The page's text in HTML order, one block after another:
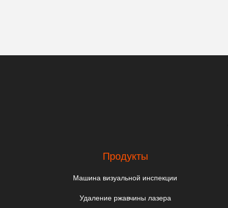
Продукты
Машина визуальной инспекции
Удаление ржавчины лазера